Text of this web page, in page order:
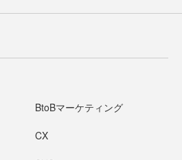
BtoBマーケティング
CX